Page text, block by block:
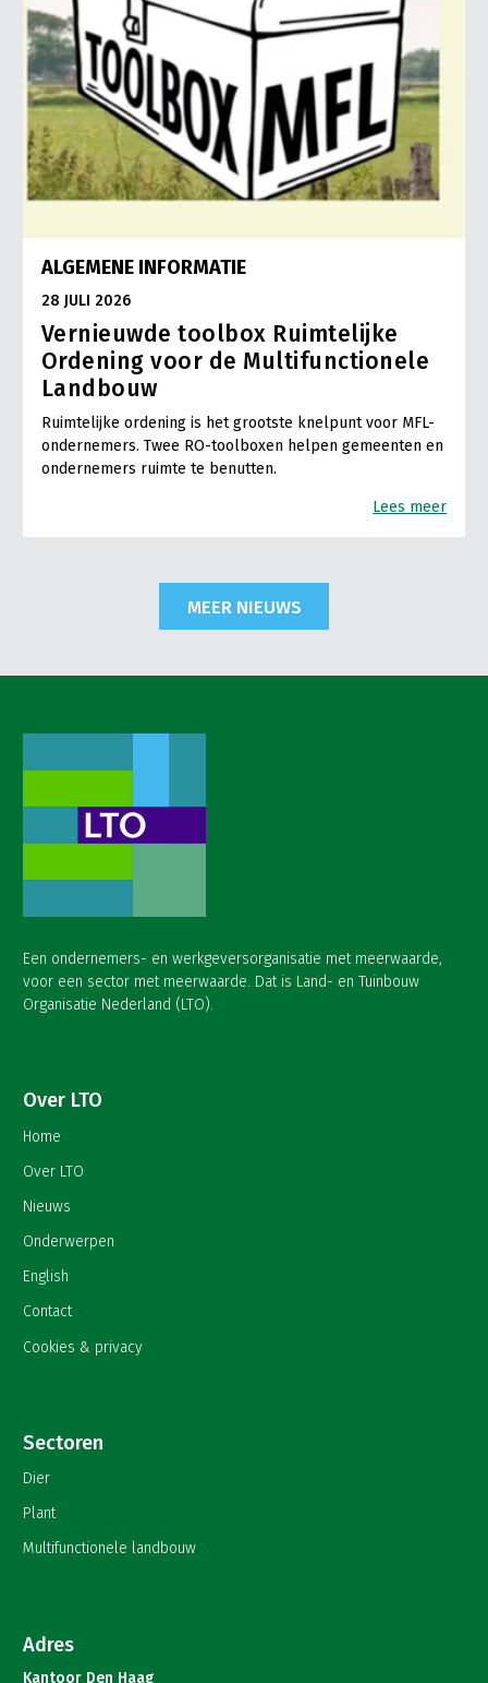
ALGEMENE INFORMATIE
28 JULI 2026
Vernieuwde toolbox Ruimtelijke
Ordening voor de Multifunctionele
Landbouw
Ruimtelijke ordening is het grootste knelpunt voor MFL-
ondernemers. Twee RO-toolboxen helpen gemeenten en
ondernemers ruimte te benutten.
Lees meer
MEER NIEUWS
Een ondernemers- en werkgeversorganisatie met meerwaarde,
voor een sector met meerwaarde. Dat is Land- en Tuinbouw
Organisatie Nederland (LTO).
Over LTO
Home
Over LTO
Nieuws
Onderwerpen
English
Contact
Cookies & privacy
Sectoren
Dier
Plant
Multifunctionele landbouw
Adres
Kantoor Den Haag